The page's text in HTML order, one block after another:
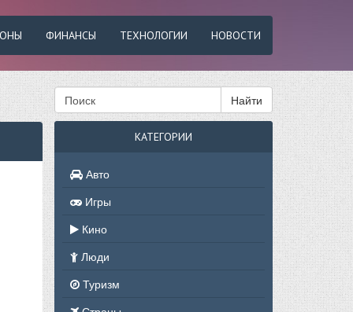
ФИНАНСЫ ТЕХНОЛОГИИ НОВОСТИ
Найти
КАТЕГОРИИ
Авто
Игры
Кино
Люди
Туризм